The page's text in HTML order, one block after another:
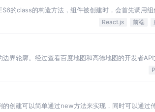
的class的构造方法，组件被创建时，会首先调用组
传入属性而组件自身…
React.js 前端
界轮廓。经过查看百度地图和高德地图的开发者API
界范围，这个在我之前的文章中也有写过，大家可…
创建可以简单通过new方法来实现，同时可以通过